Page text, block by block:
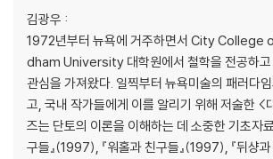
김광우 :
1972년부터 뉴욕에 거주하면서 City College
dham University 대학원에서 철학을 전공하고
관심을 가져왔다. 일찍부터 뉴욕미술의 패러다
고, 국내 작가들에게 이를 알리기 위해 저술한 <
즈는 단토의 이론을 이해하는 데 소중한 기초자
구들』(1997), 『워홀과 친구들』(1997), 『뒤샹